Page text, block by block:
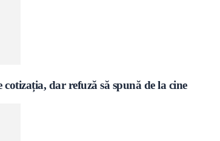
dar refuză să spună de la cine